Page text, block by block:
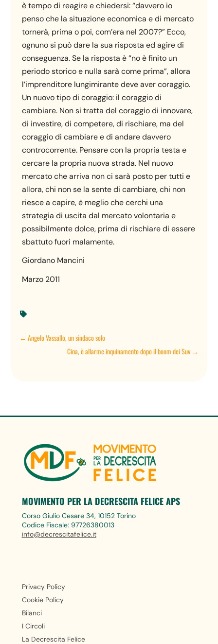
è tempo di reagire e chiedersi: “davvero io
penso che la situazione economica e di mercato
tornerà, prima o poi, com’era nel 2007?” Ecco,
ognuno si può dare la sua risposta ed agire di
conseguenza. Se la risposta è “no è finito un
periodo storico e nulla sarà come prima”, allora
l’imprenditore lungimirante deve aver coraggio.
Un nuovo tipo di coraggio: il coraggio di
cambiare. Non si tratta del coraggio di innovare,
di investire, di competere, di rischiare, ma del
coraggio di cambiare e di andare davvero
controcorrente. Pensare con la propria testa e
cercare la propria nuova strada. Nel nuovo
mercato che arriva non ci sarà posto per tutti e
allora, chi non se la sente di cambiare, chi non
riesce a capire, è meglio che cerchi una
strategia di uscita dal mercato volontaria e
possibilmente dolce, prima di rischiare di essere
sbattuto fuori malamente.
Giordano Mancini
Marzo 2011

←Angelo Vassallo, un sindaco solo
Cina, è allarme inquinamento dopo il boom dei Suv→
MOVIMENTO PER LA DECRESCITA FELICE APS
Corso Giulio Cesare 34, 10152 Torino
Codice Fiscale: 97726380013
info@decrescitafelice.it
Privacy Policy
Cookie Policy
Bilanci
I Circoli
La Decrescita Felice